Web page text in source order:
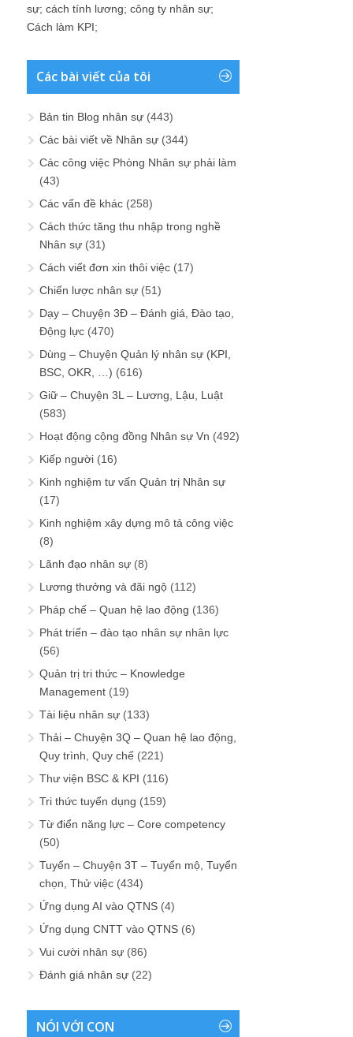
sự; cách tính lương; công ty nhân sự;
Cách làm KPI;
Các bài viết của tôi
Bản tin Blog nhân sự (443)
Các bài viết về Nhân sự (344)
Các công việc Phòng Nhân sự phải làm
(43)
Các vấn đề khác (258)
Cách thức tăng thu nhập trong nghề
Nhân sự (31)
Cách viết đơn xin thôi việc (17)
Chiến lược nhân sự (51)
Dạy – Chuyện 3Đ – Đánh giá, Đào tạo,
Động lực (470)
Dùng – Chuyện Quản lý nhân sự (KPI,
BSC, OKR, …) (616)
Giữ – Chuyện 3L – Lương, Lậu, Luật
(583)
Hoạt động cộng đồng Nhân sự Vn (492)
Kiếp người (16)
Kinh nghiệm tư vấn Quản trị Nhân sự
(17)
Kinh nghiệm xây dựng mô tả công việc
(8)
Lãnh đạo nhân sự (8)
Lương thưởng và đãi ngộ (112)
Pháp chế – Quan hệ lao động (136)
Phát triển – đào tạo nhân sự nhân lực
(56)
Quản trị tri thức – Knowledge
Management (19)
Tài liệu nhân sự (133)
Thải – Chuyện 3Q – Quan hệ lao động,
Quy trình, Quy chế (221)
Thư viện BSC & KPI (116)
Tri thức tuyển dụng (159)
Từ điển năng lực – Core competency
(50)
Tuyển – Chuyện 3T – Tuyển mộ, Tuyển
chọn, Thử việc (434)
Ứng dụng AI vào QTNS (4)
Ứng dụng CNTT vào QTNS (6)
Vui cười nhân sự (86)
Đánh giá nhân sự (22)
NÓI VỚI CON